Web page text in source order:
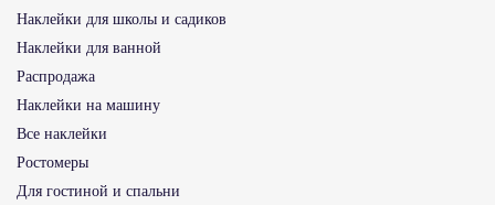
Наклейки для школы и садиков
Наклейки для ванной
Распродажа
Наклейки на машину
Все наклейки
Ростомеры
Для гостиной и спальни